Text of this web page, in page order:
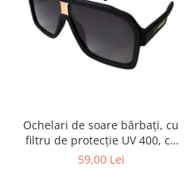
Ochelari de soare bărbați, cu
filtru de protecție UV 400, cu
toc cadou, OSB79
59,00 Lei